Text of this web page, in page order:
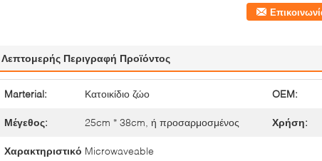
Λεπτομερής Περιγραφή Προϊόντος
Marterial: Κατοικίδιο ζώο OEM:
Μέγεθος: 25cm * 38cm, ή προσαρμοσμένος Χρήση:
Χαρακτηριστικό Microwaveable